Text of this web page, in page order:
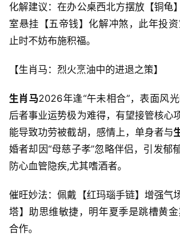
化解建议：在办公桌西北方摆放【铜龟
室悬挂【五帝钱】化解冲煞，此年投
止时不妨布施积福。
【生肖马：烈火烹油中的进退之策】
生肖马2026年逢“午未相合”，表面风
后者事业运势极为难得，有望接管核心
能导致功劳被截胡，感情上，单身者与
婚者却因“母慈子孝”忽略伴侣，引发郁
防心血管隐疾,尤其嗜酒者。
催旺妙法：佩戴【红玛瑙手链】增强气
塔】助思维敏捷，明年夏季是跳槽黄
合作。